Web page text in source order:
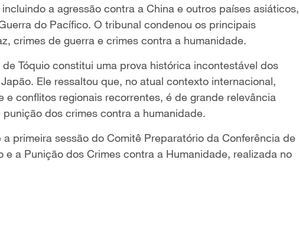
a agressão contra a China e outros países asiáticos,
do Pacífico. O tribunal condenou os principais
crimes de guerra e crimes contra a humanidade.
Tóquio constitui uma prova histórica incontestável dos
Ele ressaltou que, no atual contexto internacional,
conflitos regionais recorrentes, é de grande relevância
dos crimes contra a humanidade.
primeira sessão do Comitê Preparatório da Conferência de
e a Punição dos Crimes contra a Humanidade, realizada no